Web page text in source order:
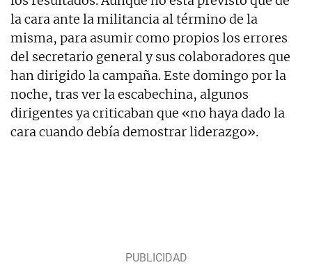
la cara ante la militancia al término de la
misma, para asumir como propios los errores
del secretario general y sus colaboradores que
han dirigido la campaña. Este domingo por la
noche, tras ver la escabechina, algunos
dirigentes ya criticaban que «no haya dado la
cara cuando debía demostrar liderazgo».